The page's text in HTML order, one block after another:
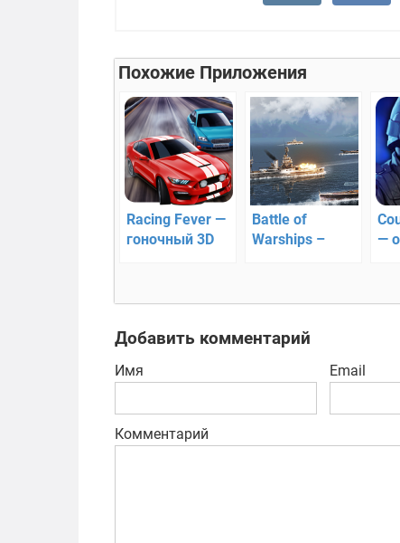
Похожие Приложения
Racing Fever —
гоночный 3D
Battle of
Warships –
—
Добавить комментарий
Имя Email
Комментарий